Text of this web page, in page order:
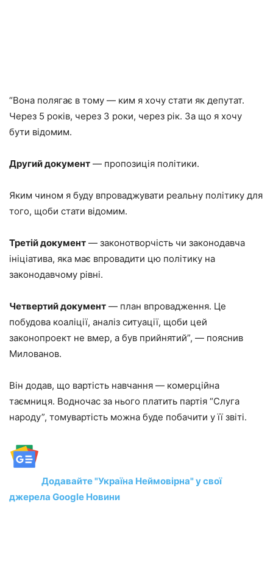
“Вона полягає в тому — ким я хочу стати як депутат.
Через 5 років, через 3 роки, через рік. За що я хочу
бути відомим.
Другий документ — пропозиція політики.
Яким чином я буду впроваджувати реальну політику для
того, щоби стати відомим.
Третій документ — законотворчість чи законодавча
ініціатива, яка має впровадити цю політику на
законодавчому рівні.
Четвертий документ — план впровадження. Це
побудова коаліції, аналіз ситуації, щоби цей
законопроект не вмер, а був прийнятий”, — пояснив
Милованов.
Він додав, що вартість навчання — комерційна
таємниця. Водночас за нього платить партія “Слуга
народу”, томувартість можна буде побачити у її звіті.
Додавайте "Україна Неймовірна" у свої
джерела Google Новини